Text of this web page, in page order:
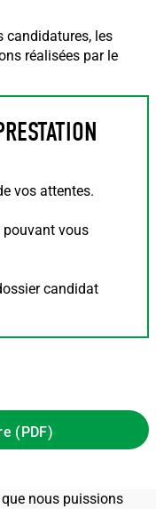
candidatures, les
réalisées par le
vos attentes.
pouvant vous
candidat
(PDF)
nous puissions